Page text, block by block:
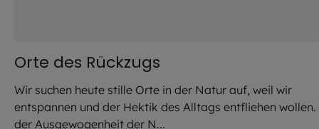
Orte des Rückzugs
Wir suchen heute stille Orte in der Natur auf, weil wir
entspannen und der Hektik des Alltags entfliehen
der Ausgewogenheit der N...